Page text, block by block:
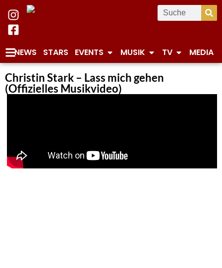
NEWS STARS EVENTS MUSIK TV MEDIA
Christin Stark – Lass mich gehen
(Offizielles Musikvideo)